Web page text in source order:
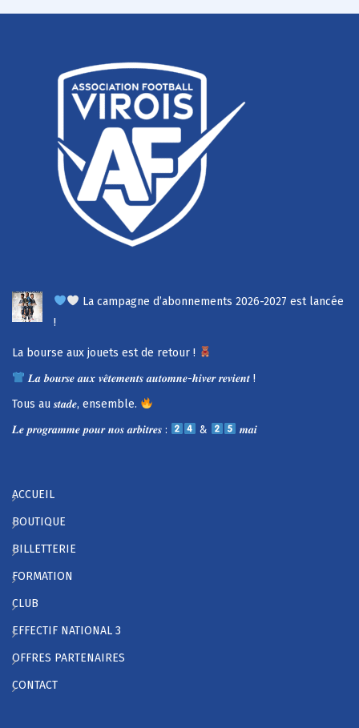
La campagne d’abonnements 2026-2027 est lancée
!
La bourse aux jouets est de retour !
𝑳𝒂 𝒃𝒐𝒖𝒓𝒔𝒆 𝒂𝒖𝒙 𝒗𝒆̂𝒕𝒆𝒎𝒆𝒏𝒕𝒔 𝒂𝒖𝒕𝒐𝒎𝒏𝒆-𝒉𝒊𝒗𝒆𝒓 𝒓𝒆𝒗𝒊𝒆𝒏𝒕 !
Tous au 𝒔𝒕𝒂𝒅𝒆, ensemble.
𝑳𝒆 𝒑𝒓𝒐𝒈𝒓𝒂𝒎𝒎𝒆 𝒑𝒐𝒖𝒓 𝒏𝒐𝒔 𝒂𝒓𝒃𝒊𝒕𝒓𝒆𝒔 :
& 𝒎𝒂𝒊
ACCUEIL
BOUTIQUE
BILLETTERIE
FORMATION
CLUB
EFFECTIF NATIONAL 3
OFFRES PARTENAIRES
CONTACT